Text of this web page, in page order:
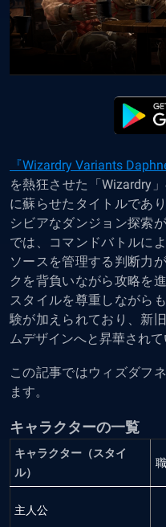
『Wizardry Variants
を熱狂させた「Wizardry
に蘇らせたタイトルであ
シビアなダンジョン探索
では、コマンドバトルに
ソースを管理する判断力
クを背負いながら攻略を
スタイルを尊重しながら
験が加えられており、新
ムデザインへと昇華されて
この記事ではウィズダフ
ます。
キャラクターの一覧
キャラクター（スタイ
ル）
主人公